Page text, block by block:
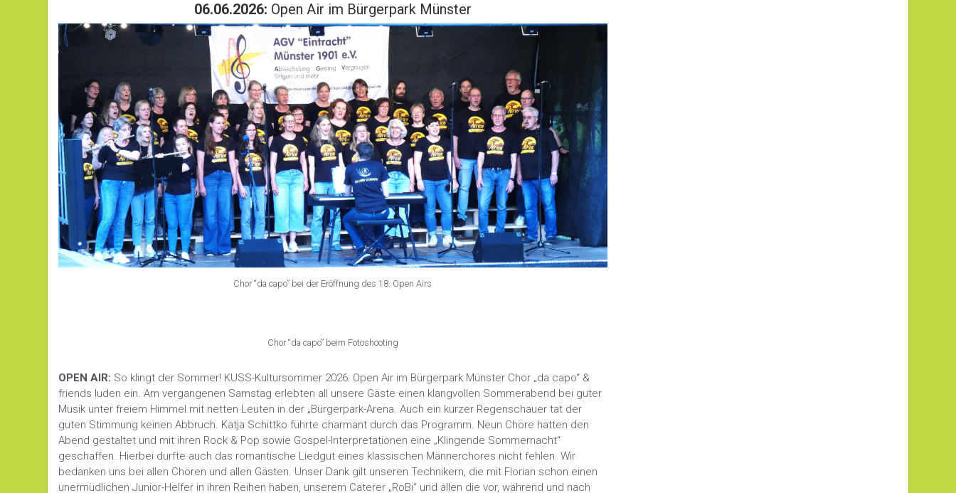
06.06.2026: Open Air im Bürgerpark Münster
Chor “da capo” bei der Eröffnung des 18. Open Airs
Chor “da capo” beim Fotoshooting
OPEN AIR: So klingt der Sommer! KUSS-Kultursommer 2026: Open Air im Bürgerpark Münster Chor „da capo“ &
friends luden ein. Am vergangenen Samstag erlebten all unsere Gäste einen klangvollen Sommerabend bei guter
Musik unter freiem Himmel mit netten Leuten in der „Bürgerpark-Arena. Auch ein kurzer Regenschauer tat der
guten Stimmung keinen Abbruch. Katja Schittko führte charmant durch das Programm. Neun Chöre hatten den
Abend gestaltet und mit ihren Rock & Pop sowie Gospel-Interpretationen eine „Klingende Sommernacht“
geschaffen. Hierbei durfte auch das romantische Liedgut eines klassischen Männerchores nicht fehlen. Wir
bedanken uns bei allen Chören und allen Gästen. Unser Dank gilt unseren Technikern, die mit Florian schon einen
unermüdlichen Junior-Helfer in ihren Reihen haben, unserem Caterer „RoBi“ und allen die vor, während und nach